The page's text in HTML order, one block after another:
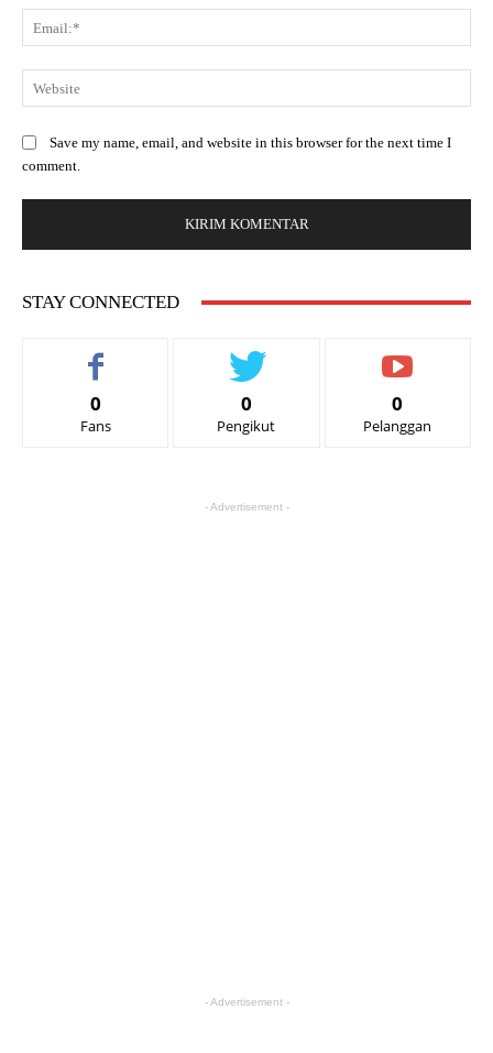
Save my name, email, and website in this browser for the next time I
comment.
STAY CONNECTED
0
Fans
0
Pengikut
0
Pelanggan
- Advertisement -
- Advertisement -